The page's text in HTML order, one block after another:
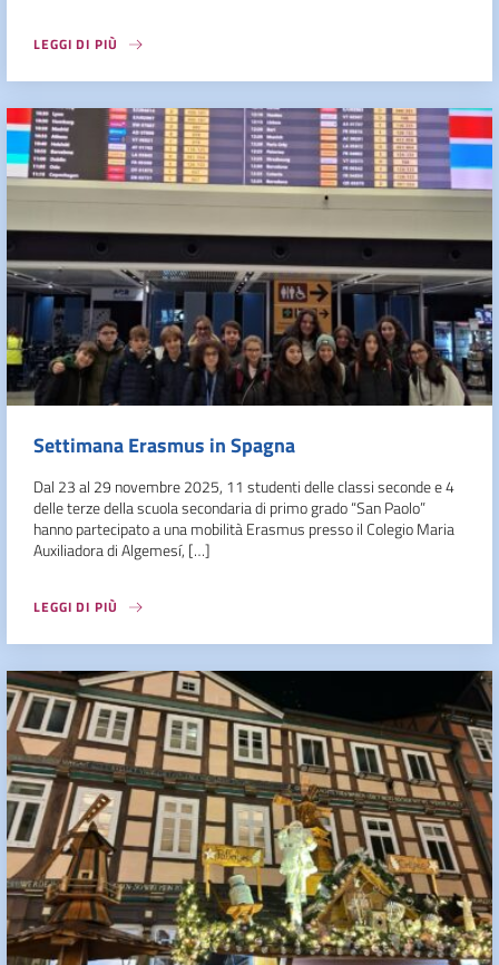
LEGGI DI PIÙ
Settimana Erasmus in Spagna
Dal 23 al 29 novembre 2025, 11 studenti delle classi seconde e 4
delle terze della scuola secondaria di primo grado “San Paolo”
hanno partecipato a una mobilità Erasmus presso il Colegio Maria
Auxiliadora di Algemesí, […]
LEGGI DI PIÙ